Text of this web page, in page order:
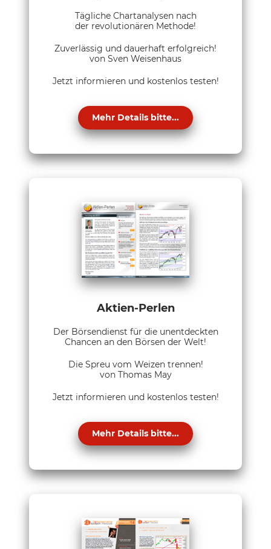
Tägliche Chartanalysen nach
der revolutionären Methode!
Zuverlässig und dauerhaft erfolgreich!
von Sven Weisenhaus
Jetzt informieren und kostenlos testen!
Mehr Details bitte...
Aktien-Perlen
Der Börsendienst für die unentdeckten
Chancen an den Börsen der Welt!
Die Spreu vom Weizen trennen!
von Thomas May
Jetzt informieren und kostenlos testen!
Mehr Details bitte...